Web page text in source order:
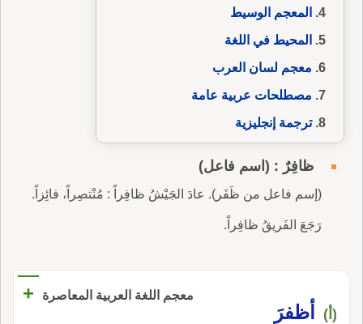
المعجم الوسيط
المحيط في اللغة
معجم لسان العرب
مصطلحات عربية عامة
ترجمة إنجليزية
ظافِرٌ : (اسم فاعل)
(إسم فاعل من ظَفَر). عادَ الجَيْشُ ظافِراً : مُنْتصِراً، فائِزاً.
رَجَعَ الفَريقُ ظافِراً.
معجم اللغة العربية المعاصرة +
(أ) أظفرَ